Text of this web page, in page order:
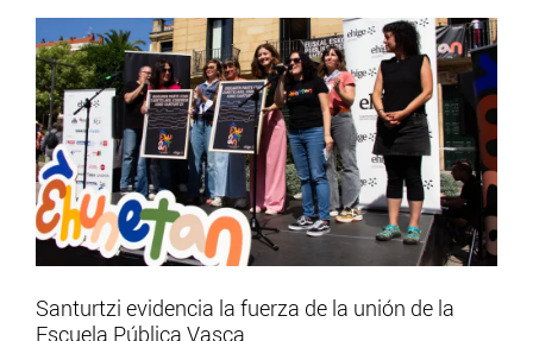
Santurtzi evidencia la fuerza de la unión de la
Escuela Pública Vasca